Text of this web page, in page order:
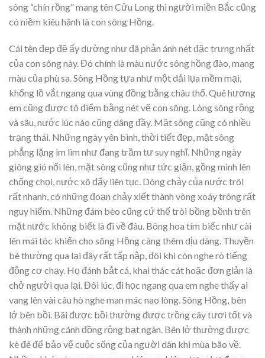
sông “chín rồng” mang tên Cửu Long thì người miền Bắc cũng
có niềm kiêu hãnh là con sông Hồng.
Cái tên đẹp đẽ ấy dường như đã phản ánh nét đặc trưng nhất
của con sông này. Đó chính là màu nước sông hồng đào, mang
màu của phù sa. Sông Hồng tựa như một dải lụa mềm mại,
khổng lồ vắt ngang qua vùng đồng bằng châu thổ. Quê hương
em cũng được tô điểm bằng nét vẽ con sông. Lòng sông rộng
và sâu, nước lúc nào cũng dâng đầy. Mặt sông cũng có nhiều
trạng thái. Những ngày yên bình, thời tiết đẹp, mặt sông
phẳng lặng im lìm như đang trầm tư suy nghĩ. Những ngày
giông gió nổi lên, mặt sông cũng như tức giận, gồng mình lên
chống chọi, nước xô đẩy liên tục. Dòng chảy của nước trôi
rất nhanh, có những đoạn chảy xiết thành vòng xoáy trông rất
nguy hiểm. Những đám bèo cũng cứ thế trôi bồng bềnh trên
mặt nước không biết là đi về đâu. Bông hoa tím biếc như cài
lên mái tóc khiến cho sông Hồng càng thêm dịu dàng. Thuyền
bè thường qua lại đây rất tấp nập, đôi khi còn nghe rõ tiếng
động cơ chạy. Họ đánh bắt cá, khai thác cát hoặc đơn giản là
chở người qua lại. Đôi lúc, đi học ngang qua em nghe thấy ai
vang lên vài câu hò nghe man mác nao lòng. Sông Hồng, bên
lở bên bồi. Bãi được bồi thường được trồng cây tươi tốt và
thành những cánh đồng rộng bạt ngàn. Bên lở thường được
kè đê để bảo vệ cuộc sống của người dân khi mùa bão về.